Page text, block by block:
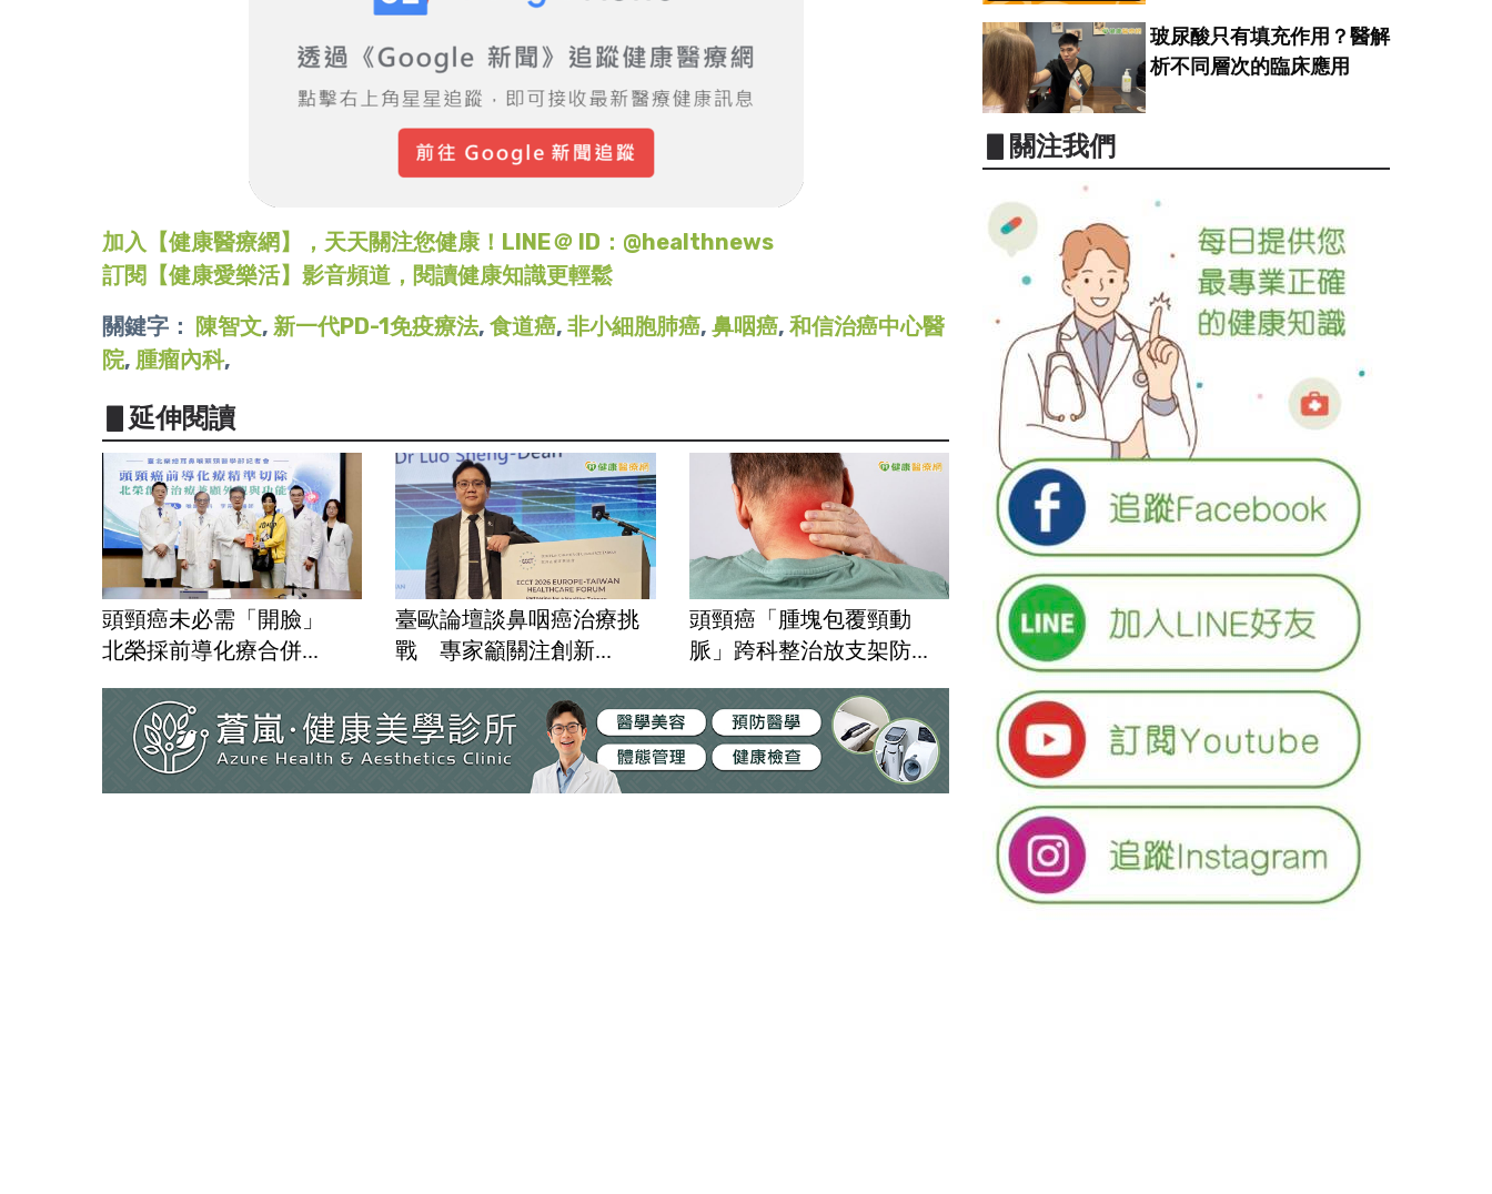
加入【健康醫療網】，天天關注您健康！LINE＠ ID：@healthnews
訂閱【健康愛樂活】影音頻道，閱讀健康知識更輕鬆
關鍵字：
陳智文, 新一代PD-1免疫療法, 食道癌, 非小細胞肺癌, 鼻咽癌, 和信治癌中心醫
院, 腫瘤內科,
▋延伸閱讀
頭頸癌未必需「開臉」
北榮採前導化療合併...
臺歐論壇談鼻咽癌治療挑
戰 專家籲關注創新...
頭頸癌「腫塊包覆頸動
脈」跨科整治放支架防...
玻尿酸只有填充作用？醫解
析不同層次的臨床應用
▋關注我們